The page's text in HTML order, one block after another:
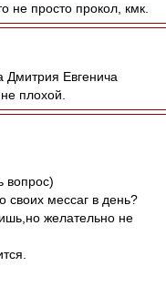
не просто прокол, кмк.
Дмитрия Евгенича
плохой.
вопрос)
своих мессаг в день?
желательно не